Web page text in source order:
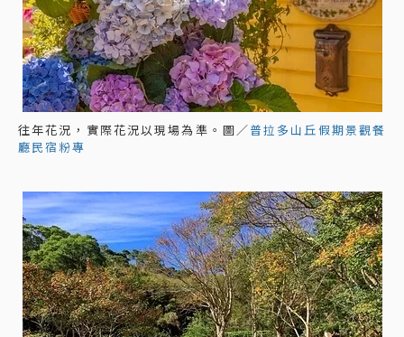
往年花況，實際花況以現場為準。圖／普拉多山丘假期景觀餐
廳民宿粉專